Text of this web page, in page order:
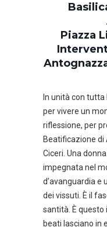
Piazza
In unità con tutta
per vivere un
riflessione, per
Beatificazione di
Ciceri. Una
impegnata nel
d’avanguardia e
dei vissuti. È il
santità. È questo
beati lasciano in